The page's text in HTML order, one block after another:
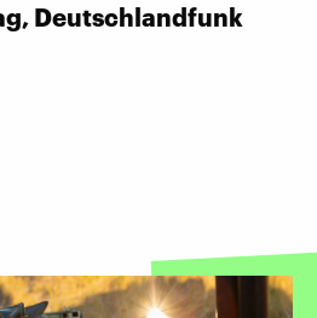
Deutschlandfunk